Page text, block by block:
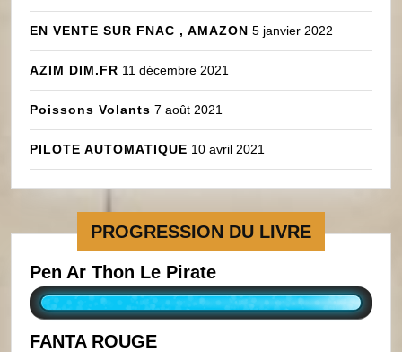
EN VENTE SUR FNAC , AMAZON 5 janvier 2022
AZIM DIM.FR 11 décembre 2021
Poissons Volants 7 août 2021
PILOTE AUTOMATIQUE 10 avril 2021
PROGRESSION DU LIVRE
Pen Ar Thon Le Pirate
FANTA ROUGE